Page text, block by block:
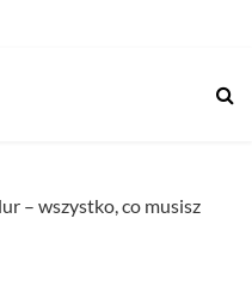
– wszystko, co musisz